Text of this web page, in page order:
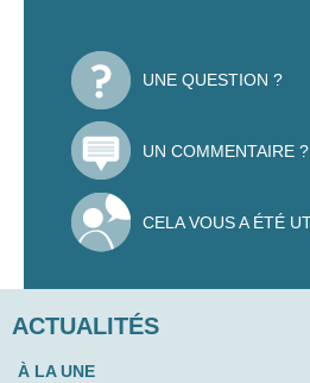
UNE QUESTION ?
UN COMMENTAIRE ?
CELA VOUS A ÉTÉ
ACTUALITÉS
À LA UNE